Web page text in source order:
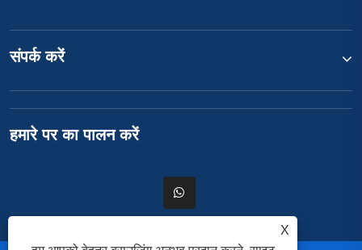
संपर्क करें
हमारे पर का पालन करें
X